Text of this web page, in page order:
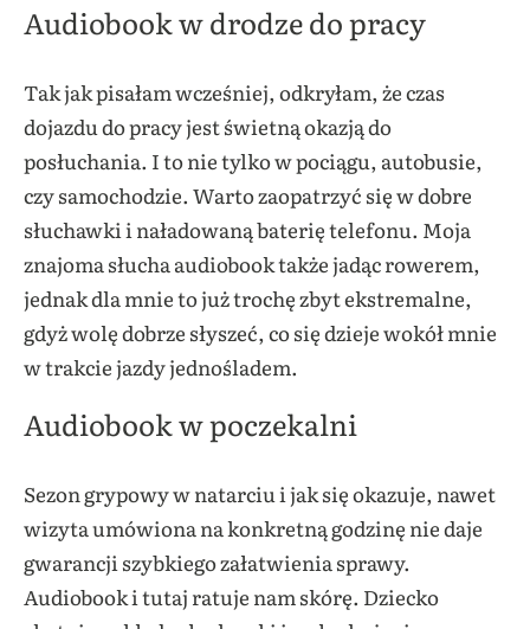
Audiobook w drodze do pracy
Tak jak pisałam wcześniej, odkryłam, że czas
dojazdu do pracy jest świetną okazją do
posłuchania. I to nie tylko w pociągu, autobusie,
czy samochodzie. Warto zaopatrzyć się w dobre
słuchawki i naładowaną baterię telefonu. Moja
znajoma słucha audiobook także jadąc rowerem,
jednak dla mnie to już trochę zbyt ekstremalne,
gdyż wolę dobrze słyszeć, co się dzieje wokół mnie
w trakcie jazdy jednośladem.
Audiobook w poczekalni
Sezon grypowy w natarciu i jak się okazuje, nawet
wizyta umówiona na konkretną godzinę nie daje
gwarancji szybkiego załatwienia sprawy.
Audiobook i tutaj ratuje nam skórę. Dziecko